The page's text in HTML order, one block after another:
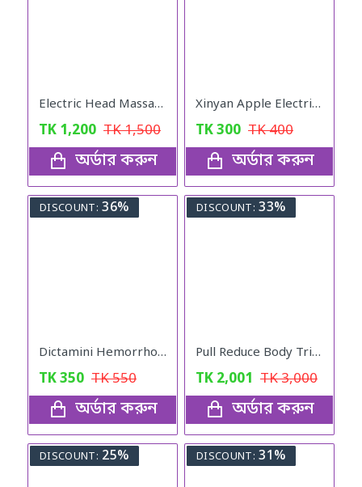
Electric Head Massager
TK 1,200 TK1,500
অর্ডার করুন
Xinyan Apple Electric Massager
TK300 TK400
অর্ডার করুন
DISCOUNT: 36%
Dictamini Hemorrhoids Herbal Cream
TK350 TK550
অর্ডার করুন
DISCOUNT: 33%
Pull Reduce Body Trimmer for Fitness Exercise
TK 2,001 TK3,000
অর্ডার করুন
DISCOUNT: 25% DISCOUNT: 31%